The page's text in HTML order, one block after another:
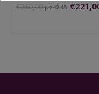
€260,00 με ΦΠΑ €